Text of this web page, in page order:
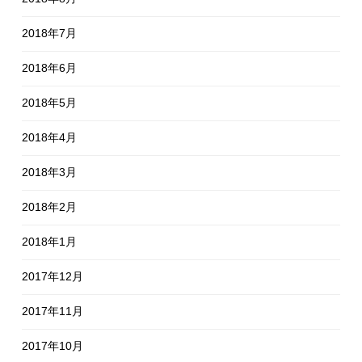
2018年7月
2018年6月
2018年5月
2018年4月
2018年3月
2018年2月
2018年1月
2017年12月
2017年11月
2017年10月